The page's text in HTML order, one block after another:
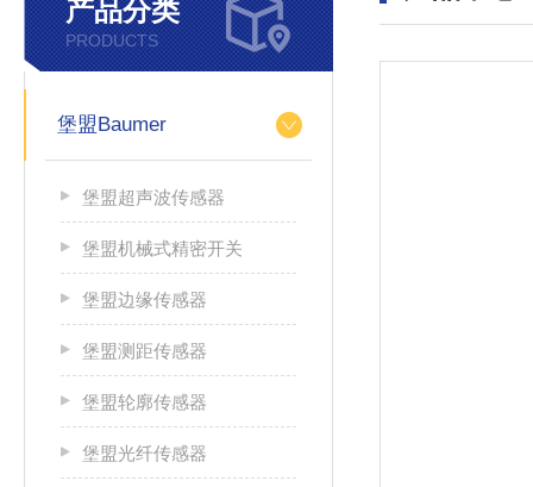
产品分类
PRODUCTS
堡盟Baumer
堡盟超声波传感器
堡盟机械式精密开关
堡盟边缘传感器
堡盟测距传感器
堡盟轮廓传感器
堡盟光纤传感器